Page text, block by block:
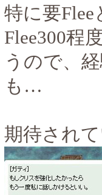
特に要
Flee300程
うので、
も…
期待され